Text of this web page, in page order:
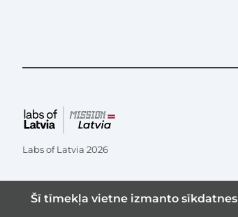
Šī tīmekļa vietne izmanto sīkdatnes
Labs of Latvia 2026